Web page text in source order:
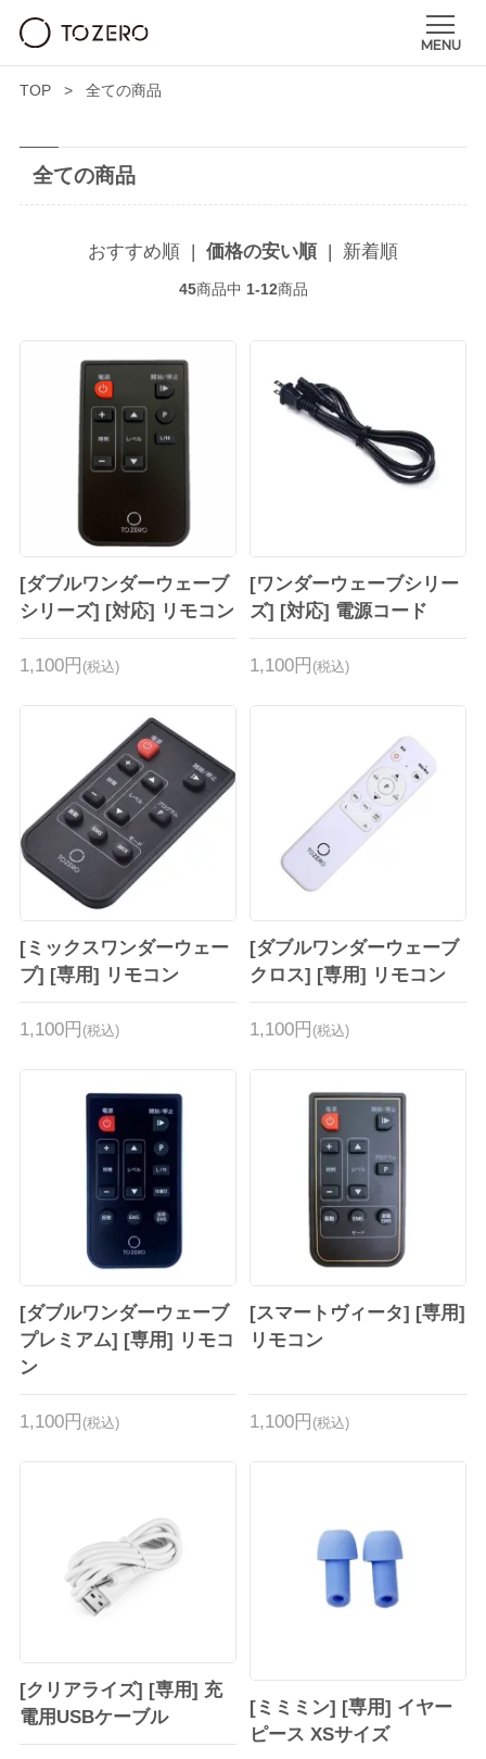
TOP 全ての商品
全ての商品
おすすめ順 価格の安い順 新着順
45商品中 1-12商品
[ダブルワンダーウェーブ
シリーズ] [対応] リモコン
1,100円 (税込)
[ワンダーウェーブシリー
ズ] [対応] 電源コード
1,100円 (税込)
[ミックスワンダーウェー
ブ] [専用] リモコン
1,100円 (税込)
[ダブルワンダーウェーブ
クロス] [専用] リモコン
1,100円 (税込)
[ダブルワンダーウェーブ
プレミアム] [専用] リモコ
ン
1,100円 (税込)
[スマートヴィータ] [専用]
リモコン
1,100円 (税込)
[クリアライズ] [専用] 充
電用USBケーブル
[ミミミン] [専用] イヤー
ピース XSサイズ